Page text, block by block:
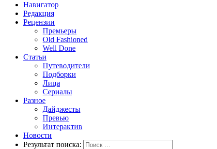
Навигатор
Редакция
Рецензии
Премьеры
Old Fashioned
Well Done
Статьи
Путеводители
Подборки
Лица
Сериалы
Разное
Дайджесты
Превью
Интерактив
Новости
Результат поиска: